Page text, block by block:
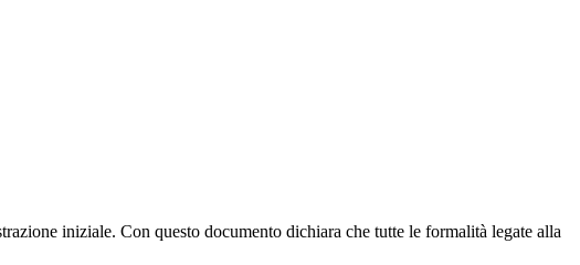
iniziale. Con questo documento dichiara che tutte le formalità legate alla